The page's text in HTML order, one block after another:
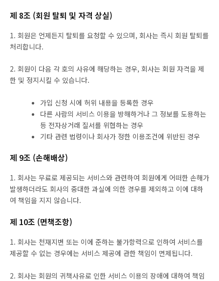
제 8조 (회원 탈퇴 및 자격 상실)
1. 회원은 언제든지 탈퇴를 요청할 수 있으며, 회사는 즉시 회원 탈퇴를
처리합니다.
2. 회원이 다음 각 호의 사유에 해당하는 경우, 회사는 회원 자격을 제
한 및 정지시킬 수 있습니다.
가입 신청 시에 허위 내용을 등록한 경우
다른 사람의 서비스 이용을 방해하거나 그 정보를 도용하는
등 전자상거래 질서를 위협하는 경우
기타 관련 법령이나 회사가 정한 이용조건에 위반된 경우
제 9조 (손해배상)
1. 회사는 무료로 제공되는 서비스와 관련하여 회원에게 어떠한 손해가
발생하더라도 회사의 중대한 과실에 의한 경우를 제외하고 이에 대하
여 책임을 지지 않습니다.
제 10조 (면책조항)
1. 회사는 천재지변 또는 이에 준하는 불가항력으로 인하여 서비스를
제공할 수 없는 경우에는 서비스 제공에 관한 책임이 면제됩니다.
2. 회사는 회원의 귀책사유로 인한 서비스 이용의 장애에 대하여 책임